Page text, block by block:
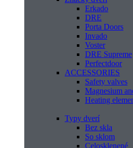
Erkado
DRE
Porta Doors
Invado
Voster
DRE Supreme
Perfectdoor
ACCESSORIES
Safety valves
Magnesium
Heating
Typy dverí
Bez skla
So sklom
Celosklenené